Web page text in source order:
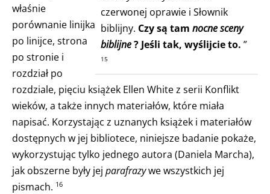
czerwonej oprawie i Słownik
biblijny. Czy są tam nocne sceny
biblijne? Jeśli tak, wyślijcie to. ”
15
właśnie
porównanie linijka
po linijce, strona
po stronie i
rozdział po
rozdziale, pięciu książek Ellen White z serii Konflikt
wieków, a także innych materiałów, które miała
napisać. Korzystając z uznanych książek i materiałów
dostępnych w jej bibliotece, niniejsze badanie pokaże,
wykorzystując tylko jednego autora (Daniela Marcha),
jak obszerne były jej parafrazywe wszystkich jej
pismach. 16